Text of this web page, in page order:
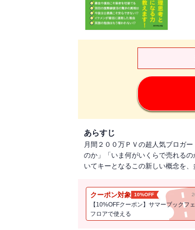
あらすじ
月間２００万ＰＶの超人気ブロガ
のか」「いま何がいくらで売れる
いてキーとなるこの新しい概念を
クーポン対象 10%OFF
【10%OFFクーポン】サマーブックフ
フロアで使える